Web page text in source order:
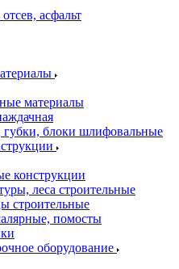
асфальт
материалы
блоки шлифовальные
конструкции
леса строительные
строительные
помосты
оборудование